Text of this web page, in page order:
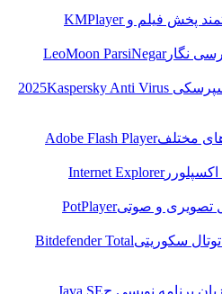
پخش فیلم وKMPlayer
نگارLeoMoon ParsiNegar
2025
Kaspersky Anti Virus
مختلف Adobe Flash Player
Internet Explorer
تصویری و صوتیPotPlayer
سکوریتیBitdefender Total
برنامه نویسی ج Java SE